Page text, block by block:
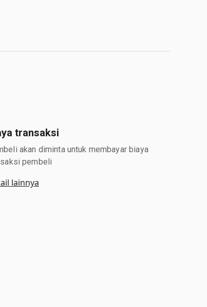
transaksi
akan diminta untuk membayar biaya
pembeli
lainnya